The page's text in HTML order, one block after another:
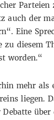
auch der
Eine
zu diesem
worden.“
mehr als
liegen.